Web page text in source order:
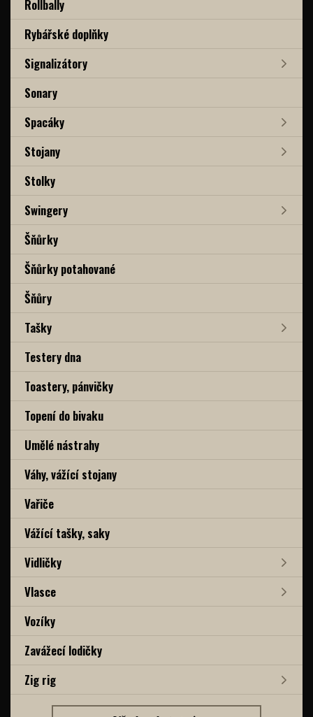
Rollbally
Rybářské doplňky
Signalizátory
Sonary
Spacáky
Stojany
Stolky
Swingery
Šňůrky
Šňůrky potahované
Šňůry
Tašky
Testery dna
Toastery, pánvičky
Topení do bivaku
Umělé nástrahy
Váhy, vážící stojany
Vařiče
Vážící tašky, saky
Vidličky
Vlasce
Vozíky
Zavážecí lodičky
Zig rig